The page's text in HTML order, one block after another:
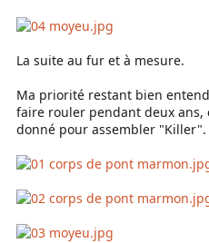
La suite au fur et à mesure.
Ma priorité restant bien
faire rouler pendant deux ans,
donné pour assembler "Killer".